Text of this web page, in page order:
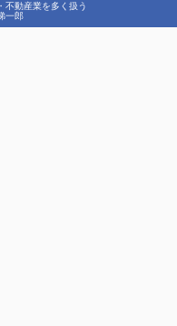
不動産業を多く扱う
一郎